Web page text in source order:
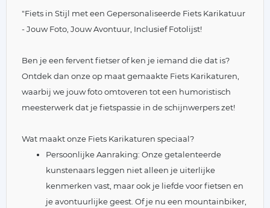
"Fiets in Stijl met een Gepersonaliseerde Fiets Karikatuur
- Jouw Foto, Jouw Avontuur, Inclusief Fotolijst!
Ben je een fervent fietser of ken je iemand die dat is?
Ontdek dan onze op maat gemaakte Fiets Karikaturen,
waarbij we jouw foto omtoveren tot een humoristisch
meesterwerk dat je fietspassie in de schijnwerpers zet!
Wat maakt onze Fiets Karikaturen speciaal?
Persoonlijke Aanraking: Onze getalenteerde
kunstenaars leggen niet alleen je uiterlijke
kenmerken vast, maar ook je liefde voor fietsen en
je avontuurlijke geest. Of je nu een mountainbiker,